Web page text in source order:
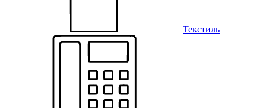
Текстиль